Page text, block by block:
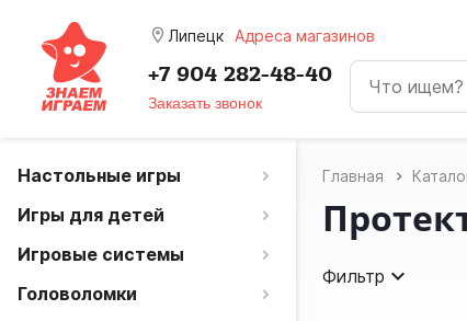
room Липецк Адреса магазинов
+7 904 282-48-40
Заказать звонок
Настольные игры
Игры для детей
Игровые системы
Головоломки
Главная
Фильтр